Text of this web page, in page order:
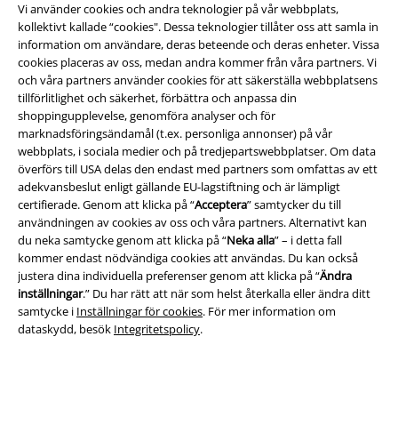
Vi använder cookies och andra teknologier på vår webbplats,
kollektivt kallade “cookies". Dessa teknologier tillåter oss att samla in
information om användare, deras beteende och deras enheter. Vissa
cookies placeras av oss, medan andra kommer från våra partners. Vi
och våra partners använder cookies för att säkerställa webbplatsens
tillförlitlighet och säkerhet, förbättra och anpassa din
shoppingupplevelse, genomföra analyser och för
marknadsföringsändamål (t.ex. personliga annonser) på vår
webbplats, i sociala medier och på tredjepartswebbplatser. Om data
överförs till USA delas den endast med partners som omfattas av ett
adekvansbeslut enligt gällande EU-lagstiftning och är lämpligt
certifierade. Genom att klicka på “Acceptera” samtycker du till
användningen av cookies av oss och våra partners. Alternativt kan
du neka samtycke genom att klicka på “Neka alla” – i detta fall
kommer endast nödvändiga cookies att användas. Du kan också
justera dina individuella preferenser genom att klicka på “Ändra
inställningar.” Du har rätt att när som helst återkalla eller ändra ditt
samtycke i Inställningar för cookies. För mer information om
dataskydd, besök Integritetspolicy.
Juridisk information/Villkor
Villkor
Om oss
Ladda ner villkoren
Avfallshantering och miljöskydd
Försäkran om överensstämmelse